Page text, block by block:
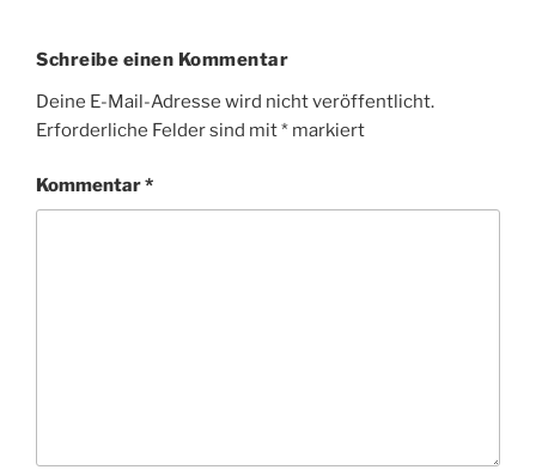
Schreibe einen Kommentar
Deine E-Mail-Adresse wird nicht veröffentlicht.
Erforderliche Felder sind mit* markiert
Kommentar*